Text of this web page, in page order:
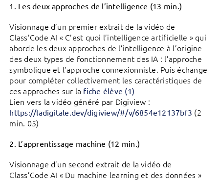
1. Les deux approches de l’intelligence (13 min.)
Visionnage d’un premier extrait de la vidéo de
Class’Code AI « C’est quoi l’intelligence artificielle » qui
aborde les deux approches de l’intelligence à l’origine
des deux types de fonctionnement des IA : l’approche
symbolique et l’approche connexionniste. Puis échange
pour compléter collectivement les caractéristiques de
ces approches sur la fiche élève (1)
Lien vers la vidéo généré par Digiview :
https://ladigitale.dev/digiview/#/v/6854e12137bf3 (2
min. 05)
2. L’apprentissage machine (12 min.)
Visionnage d’un second extrait de la vidéo de
Class’Code AI « Du machine learning et des données »